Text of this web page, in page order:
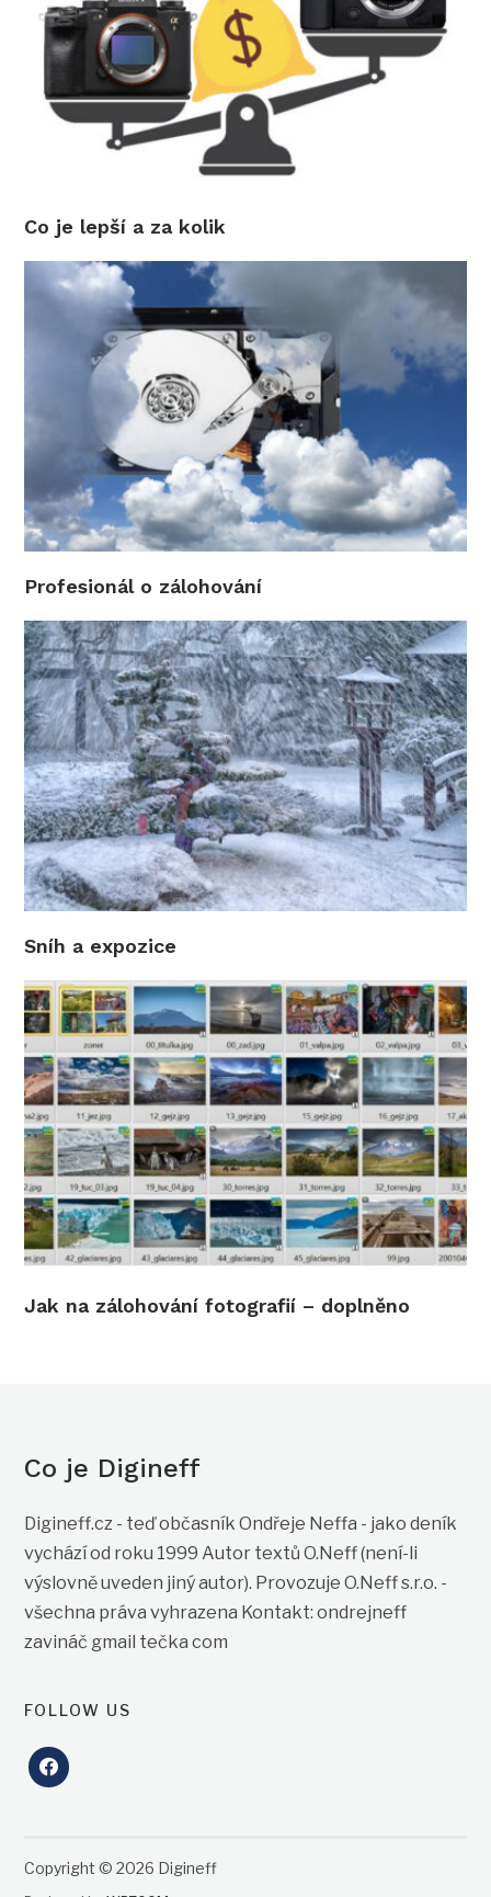
Co je lepší a za kolik
Profesionál o zálohování
Sníh a expozice
Jak na zálohování fotografií – doplněno
Co je Digineff
Digineff.cz - teď občasník Ondřeje Neffa - jako deník
vychází od roku 1999 Autor textů O.Neff (není-li
výslovně uveden jiný autor). Provozuje O.Neff s.r.o. -
všechna práva vyhrazena Kontakt: ondrejneff
zavináč gmail tečka com
FOLLOW US
facebook
Copyright © 2026 Digineff